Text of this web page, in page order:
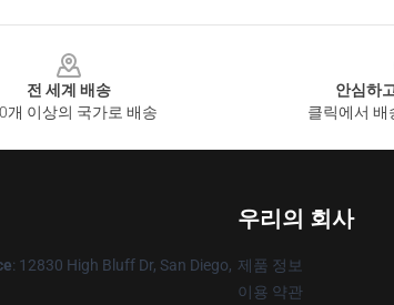
전 세계 배송
개 이상의 국가로 배송
안심하
클릭에서
: 12830 High Bluff Dr, San Diego,
우리의 회사
제품 정보
이용 약관